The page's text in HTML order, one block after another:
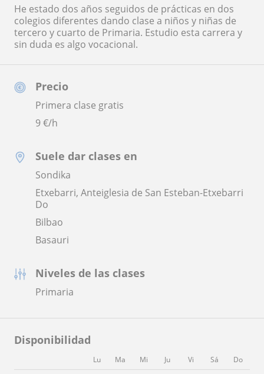
Precio
Primera clase gratis
9€/h
Suele dar clases en
Sondika
Etxebarri, Anteiglesia de San Esteban-Etxebarri
Do
Bilbao
Basauri
Niveles de las clases
Primaria
Disponibilidad
Lu Ma Mi Ju Vi Sá Do
He estado dos años seguidos de prácticas en dos
colegios diferentes dando clase a niños y niñas de
tercero y cuarto de Primaria. Estudio esta carrera y
sin duda es algo vocacional.